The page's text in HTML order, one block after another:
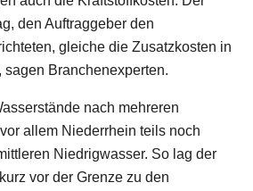
den Auftraggeber den
gleiche die Zusatzkosten in
Branchenexperten.
nach mehreren
allem Niederrhein teils noch
Niedrigwasser. So lag der
vor der Grenze zu den